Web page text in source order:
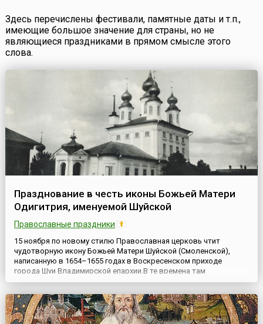
Здесь перечислены фестивали, памятные даты и т.п.,
имеющие большое значение для страны, но не
являющиеся праздниками в прямом смысле этого
слова.
Празднование в честь иконы Божьей Матери
Одигитрия, именуемой Шуйской
Православные праздники
15 ноября по новому стилю Православная церковь чтит
чудотворную икону Божьей Матери Шуйской (Смоленской),
написанную в 1654–1655 годах в Воскресенском приходе
города Шуи Владимирской епархии.В те времена там
свирепствовала, не ослабевая, моровая язва. Население
милости. Один благочестивый прихожанин Воскресенской
церкви посоветовал своим ...